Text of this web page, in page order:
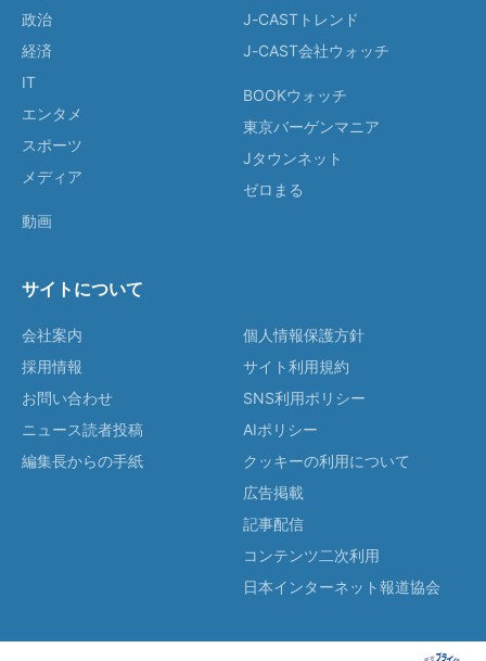
政治
経済
IT
エンタメ
スポーツ
メディア
動画
J-CASTトレンド
J-CAST会社ウォッチ
BOOKウォッチ
東京バーゲンマニア
Jタウンネット
ゼロまる
サイトについて
会社案内
採用情報
お問い合わせ
ニュース読者投稿
編集長からの手紙
個人情報保護方針
サイト利用規約
SNS利用ポリシー
AIポリシー
クッキーの利用について
広告掲載
記事配信
コンテンツ二次利用
日本インターネット報道協会